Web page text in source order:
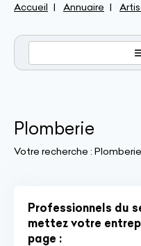
Accueil Annuaire
Plomberie
Votre recherche : Plomberie
Professionnels du
mettez votre
page :